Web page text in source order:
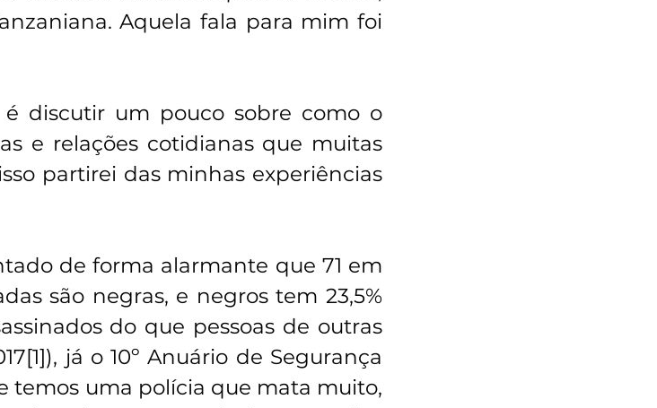
Aquela fala para mim foi
discutir um pouco sobre como o
e relações cotidianas que muitas
partirei das minhas experiências
de forma alarmante que 71 em
são negras, e negros tem 23,5%
do que pessoas de outras
já o 10º Anuário de Segurança
temos uma polícia que mata muito,